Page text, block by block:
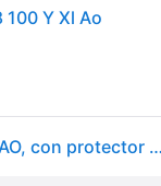
Y Xl Ao
Goodyear EfficientGrip ( 245/45 R18 100Y XL AO, con protector de llanta (MFS) ) - negro